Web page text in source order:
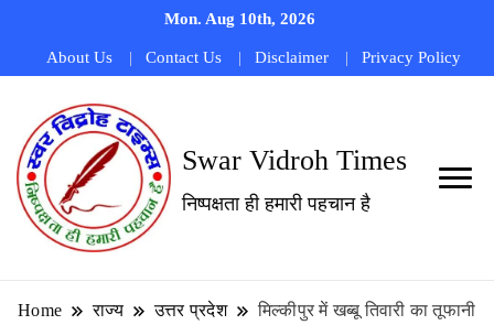
Mon. Aug 10th, 2026
About Us Contact Us Disclaimer Privacy Policy
Swar Vidroh Times
निष्पक्षता ही हमारी पहचान है
Home राज्य उत्तर प्रदेश
मिल्कीपुर में खब्बू तिवारी का तूफानी